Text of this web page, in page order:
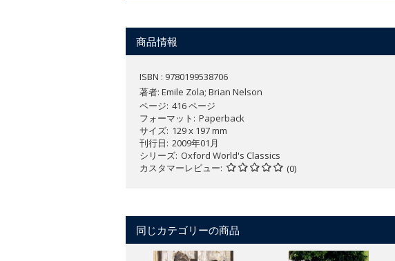
商品情報
ISBN : 9780199538706
著者: Emile Zola; Brian Nelson
ページ 416 ページ
フォーマット
Paperback
サイズ 129 x 197 mm
刊行日 2009年01月
シリーズ Oxford World's Classics
カスタマーレビュー
(0)
同じカテゴリーの商品